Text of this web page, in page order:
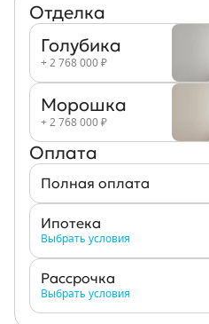
Отделка
Голубика
+ 2 768 000 ₽
Морошка
+ 2 768 000 ₽
Оплата
Полная оплата
Ипотека
Выбрать условия
Рассрочка
Выбрать условия